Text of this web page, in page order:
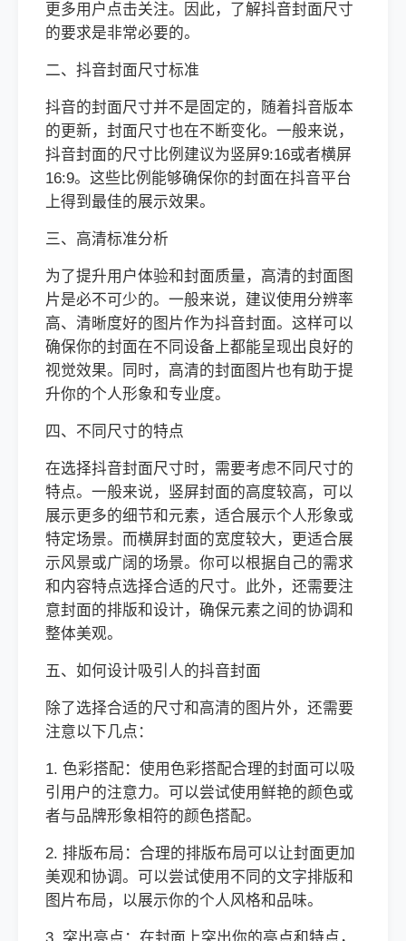
更多用户点击关注。因此，了解抖音封面尺寸
的要求是非常必要的。
二、抖音封面尺寸标准
抖音的封面尺寸并不是固定的，随着抖音版本
的更新，封面尺寸也在不断变化。一般来说，
抖音封面的尺寸比例建议为竖屏9:16或者横屏
16:9。这些比例能够确保你的封面在抖音平台
上得到最佳的展示效果。
三、高清标准分析
为了提升用户体验和封面质量，高清的封面图
片是必不可少的。一般来说，建议使用分辨率
高、清晰度好的图片作为抖音封面。这样可以
确保你的封面在不同设备上都能呈现出良好的
视觉效果。同时，高清的封面图片也有助于提
升你的个人形象和专业度。
四、不同尺寸的特点
在选择抖音封面尺寸时，需要考虑不同尺寸的
特点。一般来说，竖屏封面的高度较高，可以
展示更多的细节和元素，适合展示个人形象或
特定场景。而横屏封面的宽度较大，更适合展
示风景或广阔的场景。你可以根据自己的需求
和内容特点选择合适的尺寸。此外，还需要注
意封面的排版和设计，确保元素之间的协调和
整体美观。
五、如何设计吸引人的抖音封面
除了选择合适的尺寸和高清的图片外，还需要
注意以下几点：
1. 色彩搭配：使用色彩搭配合理的封面可以吸
引用户的注意力。可以尝试使用鲜艳的颜色或
者与品牌形象相符的颜色搭配。
2. 排版布局：合理的排版布局可以让封面更加
美观和协调。可以尝试使用不同的文字排版和
图片布局，以展示你的个人风格和品味。